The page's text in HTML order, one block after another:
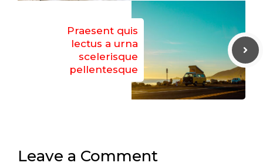
Praesent quis
lectus a urna
scelerisque
pellentesque
Leave a Comment